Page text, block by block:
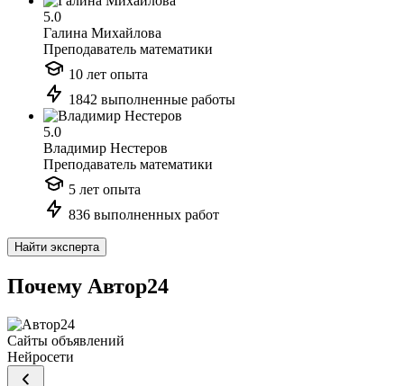
5.0
Галина Михайлова
Преподаватель математики
10 лет опыта
1842 выполненные работы
5.0
Владимир Нестеров
Преподаватель математики
5 лет опыта
836 выполненных работ
Найти эксперта
Почему Автор24
Сайты объявлений
Нейросети